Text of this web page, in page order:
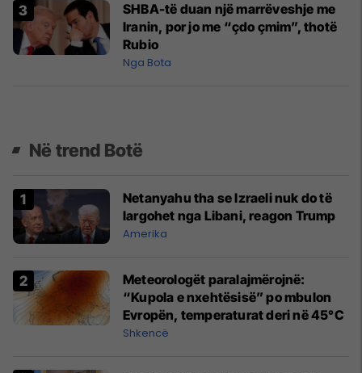
SHBA-të duan një marrëveshje me
Iranin, por jo me “çdo çmim”, thotë
Rubio
Nga Bota
Në trend Botë
Netanyahu tha se Izraeli nuk do të
largohet nga Libani, reagon Trump
Amerika
Meteorologët paralajmërojnë:
“Kupola e nxehtësisë” po mbulon
Evropën, temperaturat deri në 45°C
Shkencë